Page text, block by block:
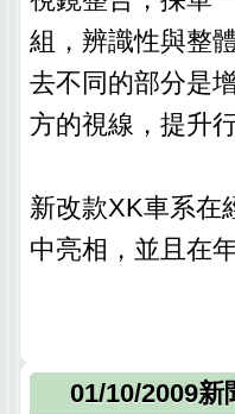
組，辨識性與整
去不同的部分是
方的視線，提升
新改款XK車系在
中亮相，並且在
01/10/2009新